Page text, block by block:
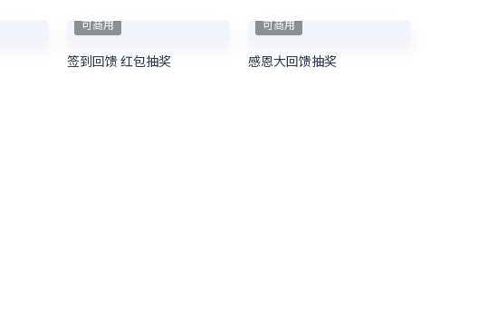
可商用
签到回馈 红包抽奖
可商用
感恩大回馈抽奖